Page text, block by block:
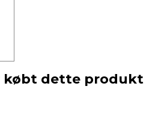
købt dette produkt